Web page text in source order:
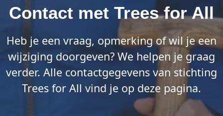
Contact met Trees for All
Heb je een vraag, opmerking of wil je een
wijziging doorgeven? We helpen je graag
verder. Alle contactgegevens van stichting
Trees for All vind je op deze pagina.